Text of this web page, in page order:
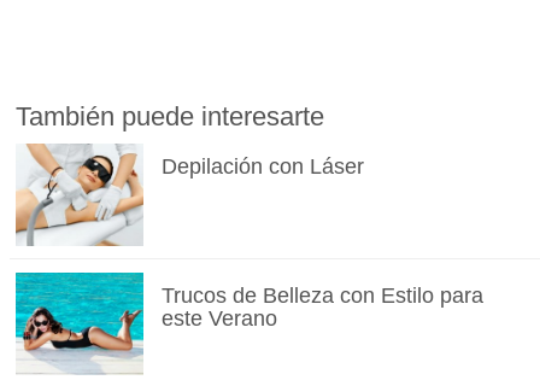
También puede interesarte
Depilación con Láser
Trucos de Belleza con Estilo para
este Verano